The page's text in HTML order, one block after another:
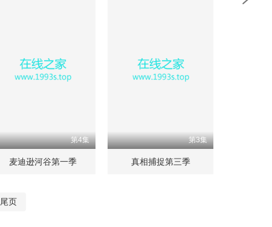
第4集
麦迪逊河谷第一季
第3集
真相捕捉第三季
尾页